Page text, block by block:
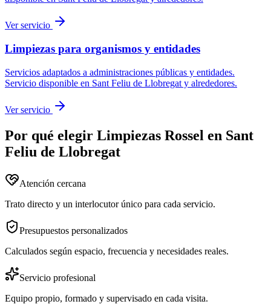
Ver servicio
Limpiezas para organismos y entidades
Servicios adaptados a administraciones públicas y entidades.
Servicio disponible en Sant Feliu de Llobregat y alrededores.
Ver servicio
Por qué elegir Limpiezas Rossel en Sant
Feliu de Llobregat
Atención cercana
Trato directo y un interlocutor único para cada servicio.
Presupuestos personalizados
Calculados según espacio, frecuencia y necesidades reales.
Servicio profesional
Equipo propio, formado y supervisado en cada visita.